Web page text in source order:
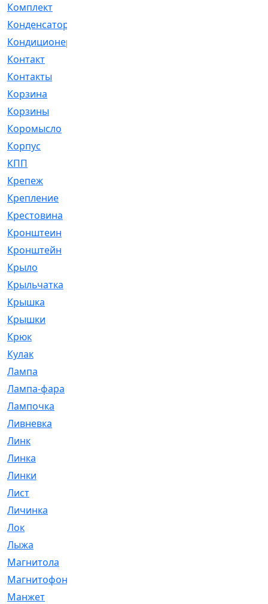
Комплект
Конденсатор
Кондиционер
Контакт
Контакты
Корзина
Корзины
Коромысло
Корпус
КПП
Крепеж
Крепление
Крестовина
Кронштеин
Кронштейн
Крыло
Крыльчатка
Крышка
Крышки
Крюк
Кулак
Лампа
Лампа-фара
Лампочка
Ливневка
Линк
Линка
Линки
Лист
Личинка
Лок
Лыжа
Магнитола
Магнитофон
Манжет